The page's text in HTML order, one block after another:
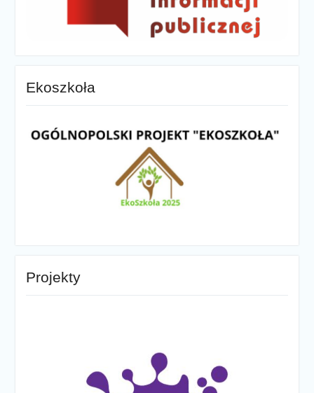
Ekoszkoła
Projekty